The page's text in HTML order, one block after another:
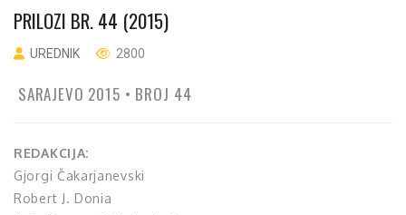
PRILOZI BR. 44 (2015)
UREDNIK 2800
SARAJEVO 2015 • BROJ 44
REDAKCIJA:
Gjorgi Čakarjanevski
Robert J. Donia